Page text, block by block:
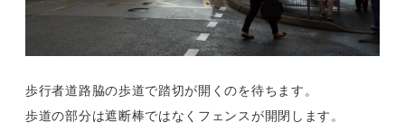
歩行者道路脇の歩道で踏切が開くのを待ちます。
歩道の部分は遮断棒ではなくフェンスが開閉します。